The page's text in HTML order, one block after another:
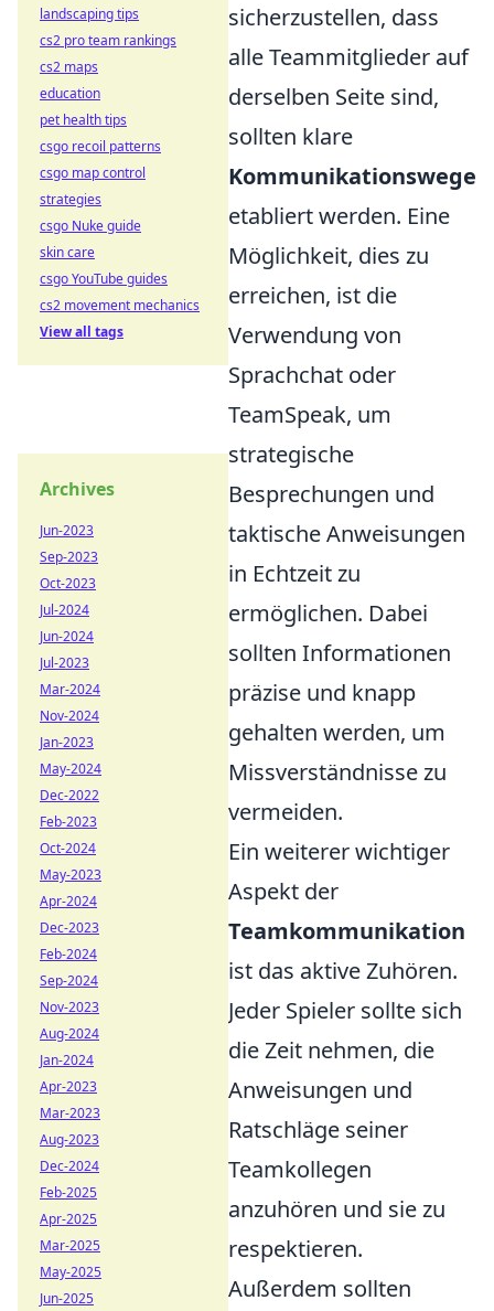
sicherzustellen, dass
alle Teammitglieder auf
derselben Seite sind,
sollten klare
Kommunikationswege
etabliert werden. Eine
Möglichkeit, dies zu
erreichen, ist die
Verwendung von
Sprachchat oder
TeamSpeak, um
strategische
Besprechungen und
taktische Anweisungen
in Echtzeit zu
ermöglichen. Dabei
sollten Informationen
präzise und knapp
gehalten werden, um
Missverständnisse zu
vermeiden.
Ein weiterer wichtiger
Aspekt der
Teamkommunikation
ist das aktive Zuhören.
Jeder Spieler sollte sich
die Zeit nehmen, die
Anweisungen und
Ratschläge seiner
Teamkollegen
anzuhören und sie zu
respektieren.
Außerdem sollten
landscaping tips
cs2 pro team rankings
cs2 maps
education
pet health tips
csgo recoil patterns
csgo map control
strategies
csgo Nuke guide
skin care
csgo YouTube guides
cs2 movement mechanics
View all tags
Archives
Jun-2023
Sep-2023
Oct-2023
Jul-2024
Jun-2024
Jul-2023
Mar-2024
Nov-2024
Jan-2023
May-2024
Dec-2022
Feb-2023
Oct-2024
May-2023
Apr-2024
Dec-2023
Feb-2024
Sep-2024
Nov-2023
Aug-2024
Jan-2024
Apr-2023
Mar-2023
Aug-2023
Dec-2024
Feb-2025
Apr-2025
Mar-2025
May-2025
Jun-2025